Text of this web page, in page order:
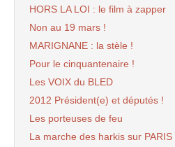
HORS LA LOI : le film à zapper
Non au 19 mars !
MARIGNANE : la stèle !
Pour le cinquantenaire !
Les VOIX du BLED
2012 Président(e) et députés !
Les porteuses de feu
La marche des harkis sur PARIS